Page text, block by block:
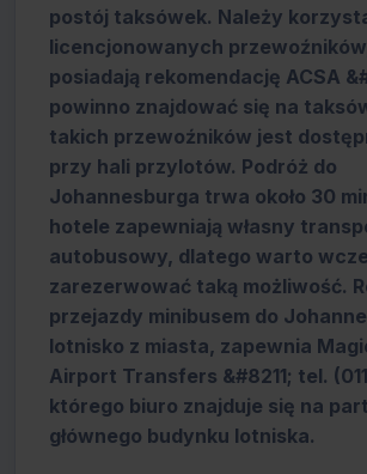
postój taksówek. Należy
licencjonowanych
posiadają rekomendację ACSA
powinno znajdować się na
takich przewoźników jest
przy hali przylotów. Podróż do
Johannesburga trwa około 30
hotele zapewniają własny
autobusowy, dlatego warto
zarezerwować taką możliwość.
przejazdy minibusem do
lotnisko z miasta, zapewnia
Airport Transfers &#8211; tel.
którego biuro znajduje się na
głównego budynku lotniska.